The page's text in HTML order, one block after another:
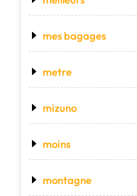
mes bagages
metre
mizuno
moins
montagne